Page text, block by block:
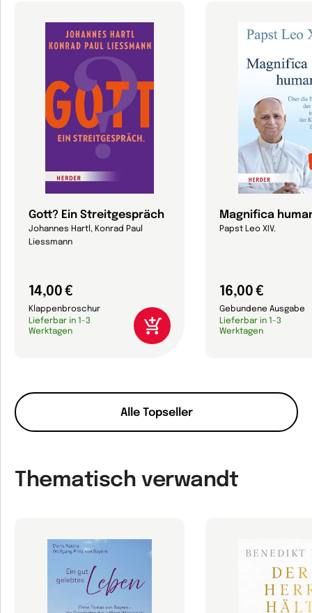
Alle Topseller
Gott? Ein Streitgespräch
Johannes Hartl, Konrad Paul
Liessmann
14,00 €
Klappenbroschur
Lieferbar in 1-3
Werktagen
Magnifica
Papst Leo XIV.
16,00 €
Gebundene Ausgabe
Lieferbar in 1-3
Werktagen
Thematisch verwandt